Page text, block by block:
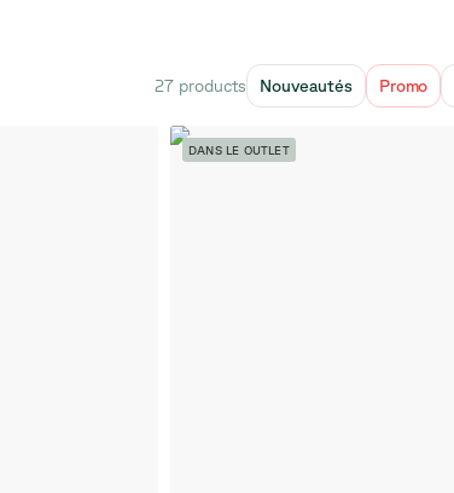
27 products Nouveautés Promo
DANS LE OUTLET